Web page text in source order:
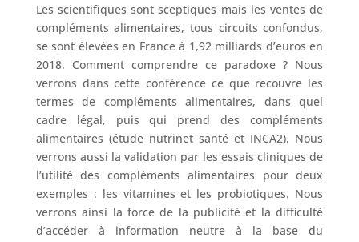
Les scientifiques sont sceptiques mais les ventes de
compléments alimentaires, tous circuits confondus,
se sont élevées en France à 1,92 milliards d’euros en
2018. Comment comprendre ce paradoxe ? Nous
verrons dans cette conférence ce que recouvre les
termes de compléments alimentaires, dans quel
cadre légal, puis qui prend des compléments
alimentaires (étude nutrinet santé et INCA2). Nous
verrons aussi la validation par les essais cliniques de
l’utilité des compléments alimentaires pour deux
exemples : les vitamines et les probiotiques. Nous
verrons ainsi la force de la publicité et la difficulté
d’accéder à information neutre à la base du